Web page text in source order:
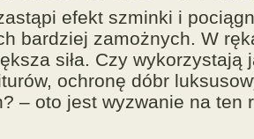
efekt szminki i
bardziej zamożnych. W
siła. Czy wykorzystają
ochronę dóbr
– oto jest wyzwanie na ten